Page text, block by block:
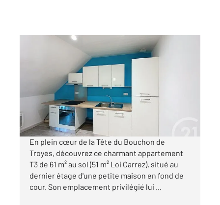
, 3 pièces
Appartement F3 à louer
570 €
par mois charges comprises
En plein cœur de la Tête du Bouchon de
Troyes, découvrez ce charmant appartement
T3 de 61 m² au sol (51 m² Loi Carrez), situé au
dernier étage d'une petite maison en fond de
cour. Son emplacement privilégié lui ...